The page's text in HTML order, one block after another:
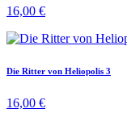
16,00 €
Die Ritter von Heliopolis 3
16,00 €